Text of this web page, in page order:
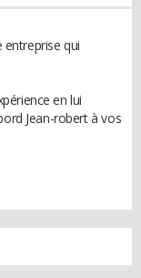
entreprise qui
en lui
Jean-robert à vos